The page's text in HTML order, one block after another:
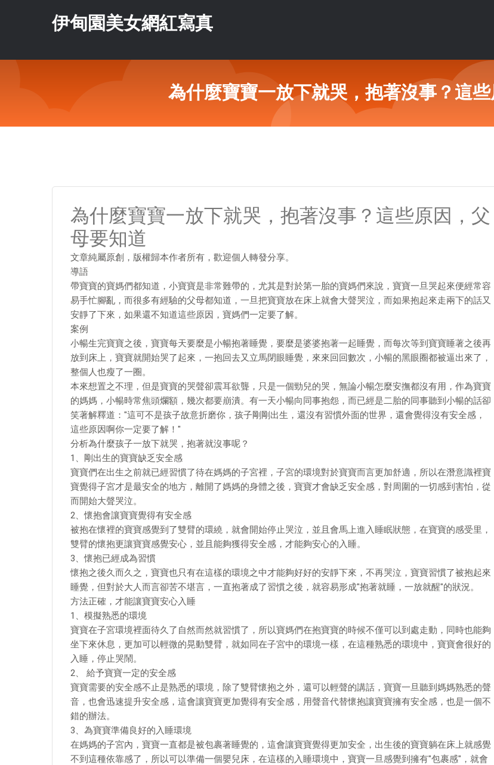
伊甸園美女網紅寫真
為什麼寶寶一放下就哭，抱著沒事？這
為什麼寶寶一放下就哭，抱著沒事？這些原因，父
母要知道
文章純屬原創，版權歸本作者所有，歡迎個人轉發分享。
導語
帶寶寶的寶媽們都知道，小寶寶是非常難帶的，尤其是對於第一胎的寶媽們來說，寶寶一旦哭起來便經常容
易手忙腳亂，而很多有經驗的父母都知道，一旦把寶寶放在床上就會大聲哭泣，而如果抱起來走兩下的話又
安靜了下來，如果還不知道這些原因，寶媽們一定要了解。
案例
小暢生完寶寶之後，寶寶每天要麼是小暢抱著睡覺，要麼是婆婆抱著一起睡覺，而每次等到寶寶睡著之後再
放到床上，寶寶就開始哭了起來，一抱回去又立馬閉眼睡覺，來來回回數次，小暢的黑眼圈都被逼出來了，
整個人也瘦了一圈。
本來想置之不理，但是寶寶的哭聲卻震耳欲聾，只是一個勁兒的哭，無論小暢怎麼安撫都沒有用，作為寶寶
的媽媽，小暢時常焦頭爛額，幾次都要崩潰。有一天小暢向同事抱怨，而已經是二胎的同事聽到小暢的話卻
笑著解釋道："這可不是孩子故意折磨你，孩子剛剛出生，還沒有習慣外面的世界，還會覺得沒有安全感，
這些原因啊你一定要了解！"
分析為什麼孩子一放下就哭，抱著就沒事呢？
1、剛出生的寶寶缺乏安全感
寶寶們在出生之前就已經習慣了待在媽媽的子宮裡，子宮的環境對於寶寶而言更加舒適，所以在潛意識裡寶
寶覺得子宮才是最安全的地方，離開了媽媽的身體之後，寶寶才會缺乏安全感，對周圍的一切感到害怕，從
而開始大聲哭泣。
2、懷抱會讓寶寶覺得有安全感
被抱在懷裡的寶寶感覺到了雙臂的環繞，就會開始停止哭泣，並且會馬上進入睡眠狀態，在寶寶的感受里，
雙臂的懷抱更讓寶寶感覺安心，並且能夠獲得安全感，才能夠安心的入睡。
3、懷抱已經成為習慣
懷抱之後久而久之，寶寶也只有在這樣的環境之中才能夠好好的安靜下來，不再哭泣，寶寶習慣了被抱起來
睡覺，但對於大人而言卻苦不堪言，一直抱著成了習慣之後，就容易形成"抱著就睡，一放就醒"的狀況。
方法正確，才能讓寶寶安心入睡
1、模擬熟悉的環境
寶寶在子宮環境裡面待久了自然而然就習慣了，所以寶媽們在抱寶寶的時候不僅可以到處走動，同時也能夠
坐下來休息，更加可以輕微的晃動雙臂，就如同在子宮中的環境一樣，在這種熟悉的環境中，寶寶會很好的
入睡，停止哭鬧。
2、 給予寶寶一定的安全感
寶寶需要的安全感不止是熟悉的環境，除了雙臂懷抱之外，還可以輕聲的講話，寶寶一旦聽到媽媽熟悉的聲
音，也會迅速提升安全感，這會讓寶寶更加覺得有安全感，用聲音代替懷抱讓寶寶擁有安全感，也是一個不
錯的辦法。
3、為寶寶準備良好的入睡環境
在媽媽的子宮內，寶寶一直都是被包裹著睡覺的，這會讓寶寶覺得更加安全，出生後的寶寶躺在床上就感覺
不到這種依靠感了，所以可以準備一個嬰兒床，在這樣的入睡環境中，寶寶一旦感覺到擁有"包裹感"，就會